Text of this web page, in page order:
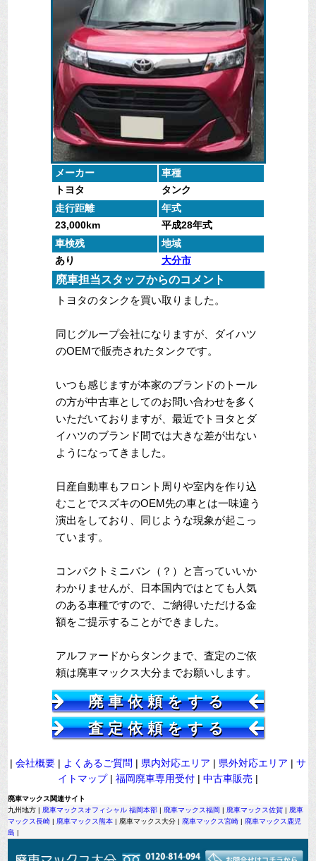
メーカー
車種
トヨタ
タンク
走行距離
年式
23,000km
平成28年式
車検残
地域
あり
大分市
廃車担当スタッフからのコメント
トヨタのタンクを買い取りました。
同じグループ会社になりますが、ダイハツ
のOEMで販売されたタンクです。
いつも感じますが本家のブランドのトール
の方が中古車としてのお問い合わせを多く
いただいておりますが、最近でトヨタとダ
イハツのブランド間では大きな差が出ない
ようになってきました。
日産自動車もフロント周りや室内を作り込
むことでスズキのOEM先の車とは一味違う
演出をしており、同じような現象が起こっ
ています。
コンパクトミニバン（？）と言っていいか
わかりませんが、日本国内ではとても人気
のある車種ですので、ご納得いただける金
額をご提示することができました。
アルファードからタンクまで、査定のご依
頼は廃車マックス大分までお願いします。
廃車依頼をする
査定依頼をする
| 会社概要 | よくあるご質問 | 県内対応エリア | 県外対応エリア | サ
イトマップ| 福岡廃車専用受付 | 中古車販売 |
廃車マックス関連サイト
九州地方 | 廃車マックスオフィシャル 福岡本部 | 廃車マックス福岡 | 廃車マックス佐賀 | 廃車
マックス長崎 | 廃車マックス熊本 | 廃車マックス大分 | 廃車マックス宮崎 | 廃車マックス鹿児
島 |